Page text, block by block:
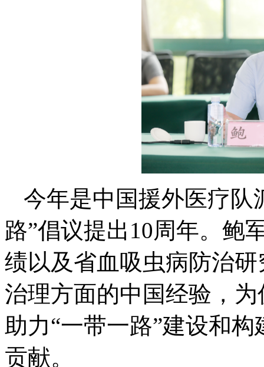
今年是中国援外医疗队
路”倡议提出10周年。鲍
绩以及省血吸虫病防治
治理方面的中国经验，
助力“一带一路”建设和
贡献。